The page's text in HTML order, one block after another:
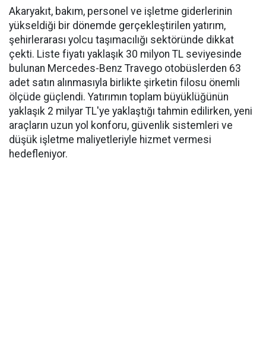
Akaryakıt, bakım, personel ve işletme giderlerinin
yükseldiği bir dönemde gerçekleştirilen yatırım,
şehirlerarası yolcu taşımacılığı sektöründe dikkat
çekti. Liste fiyatı yaklaşık 30 milyon TL seviyesinde
bulunan Mercedes-Benz Travego otobüslerden 63
adet satın alınmasıyla birlikte şirketin filosu önemli
ölçüde güçlendi. Yatırımın toplam büyüklüğünün
yaklaşık 2 milyar TL'ye yaklaştığı tahmin edilirken, yeni
araçların uzun yol konforu, güvenlik sistemleri ve
düşük işletme maliyetleriyle hizmet vermesi
hedefleniyor.